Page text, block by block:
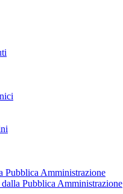
Pubblica Amministrazione
Pubblica Amministrazione